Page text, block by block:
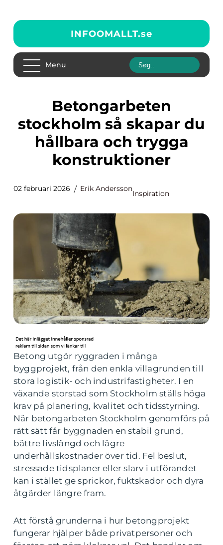
INFOOMALLT.se
Menu
Betongarbeten
stockholm så skapar du
hållbara och trygga
konstruktioner
02 februari 2026 Erik Andersson
Inspiration
Betong utgör ryggraden i många
byggprojekt, från den enkla villagrunden till
stora logistik- och industrifastigheter. I en
växande storstad som Stockholm ställs höga
krav på planering, kvalitet och tidsstyrning.
När betongarbeten Stockholm genomförs på
rätt sätt får byggnaden en stabil grund,
bättre livslängd och lägre
underhållskostnader över tid. Fel beslut,
stressade tidsplaner eller slarv i utförandet
kan i stället ge sprickor, fuktskador och dyra
åtgärder längre fram.
Att förstå grunderna i hur betongprojekt
fungerar hjälper både privatpersoner och